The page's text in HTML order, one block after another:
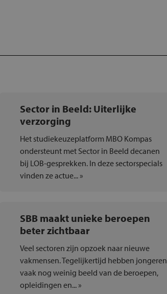
Sector in Beeld: Uiterlijke
verzorging
Het studiekeuzeplatform MBO Kompas
ondersteunt met Sector in Beeld decanen
bij LOB-gesprekken. In deze sectorspecials
vinden ze actue... »
SBB maakt unieke beroepen
beter zichtbaar
Veel sectoren zijn opzoek naar nieuwe
vakmensen. Tegelijkertijd hebben jongeren
vaak nog weinig beeld van de beroepen,
opleidingen en... »